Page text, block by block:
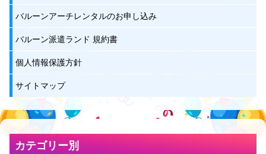
バルーンアーチレンタルのお申し込み
バルーン派遣ランド 規約書
個人情報保護方針
サイトマップ
カテゴリー別